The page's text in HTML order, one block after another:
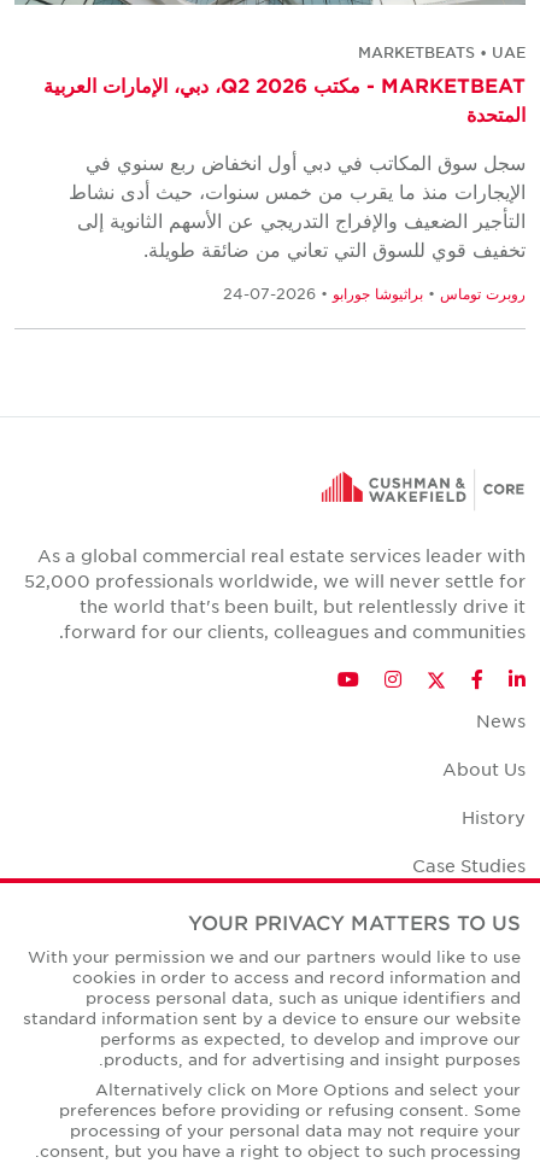
MARKETBEATS • UAE
MARKETBEAT - مكتب Q2 2026، دبي، الإمارات العربية
المتحدة
سجل سوق المكاتب في دبي أول انخفاض ربع سنوي في
الإيجارات منذ ما يقرب من خمس سنوات، حيث أدى نشاط
التأجير الضعيف والإفراج التدريجي عن الأسهم الثانوية إلى
تخفيف قوي للسوق التي تعاني من ضائقة طويلة.
روبرت توماس • براثيوشا جورابو • 2026-07-24
As a global commercial real estate services leader with
52,000 professionals worldwide, we will never settle for
the world that's been built, but relentlessly drive it
forward for our clients, colleagues and communities.
LinkedIn
Facebook
Twitter
Instagram
YouTube
News
About Us
History
Case Studies
Office Space Calculator
Careers
Contact Us
Office Locations
Corporate Social Responsibility
YOUR PRIVACY MATTERS TO US
With your permission we and our partners would like to use
cookies in order to access and record information and
process personal data, such as unique identifiers and
standard information sent by a device to ensure our website
performs as expected, to develop and improve our
products, and for advertising and insight purposes.
Alternatively click on More Options and select your
preferences before providing or refusing consent. Some
processing of your personal data may not require your
consent, but you have a right to object to such processing.